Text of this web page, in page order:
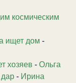
космическим
ищет дом -
хозяев - Ольга
дар - Ирина